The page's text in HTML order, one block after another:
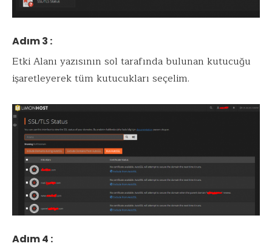
Adım 3 :
Etki Alanı yazısının sol tarafında bulunan kutucuğu
işaretleyerek tüm kutucukları seçelim.
Adım 4 :